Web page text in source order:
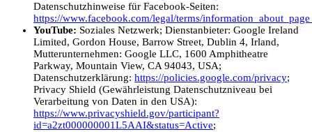
Datenschutzhinweise für Facebook-Seiten:
https://www.facebook.com/legal/terms/
YouTube: Soziales Netzwerk; Dienstanbieter: Google Ireland
Limited, Gordon House, Barrow Street, Dublin 4, Irland,
Mutterunternehmen: Google LLC, 1600 Amphitheatre
Parkway, Mountain View, CA 94043, USA;
Datenschutzerklärung: https://policies.google.com/privacy;
Privacy Shield (Gewährleistung Datenschutzniveau bei
Verarbeitung von Daten in den USA):
https://www.privacyshield.gov/participant?
id=a2zt000000001L5AAI&status=Active;